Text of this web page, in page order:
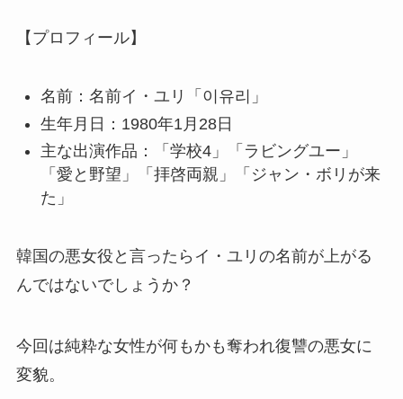
【プロフィール】
名前：名前イ・ユリ「이유리」
生年月日：1980年1月28日
主な出演作品：「学校4」「ラビングユー」
「愛と野望」「拝啓両親」「ジャン・ボリが来
た」
韓国の悪女役と言ったらイ・ユリの名前が上がる
んではないでしょうか？
今回は純粋な女性が何もかも奪われ復讐の悪女に
変貌。